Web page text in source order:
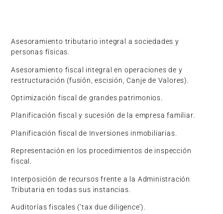
Asesoramiento tributario integral a sociedades y
personas físicas.
Asesoramiento fiscal integral en operaciones de y
restructuración (fusión, escisión, Canje de Valores).
Optimización fiscal de grandes patrimonios.
Planificación fiscal y sucesión de la empresa familiar.
Planificación fiscal de Inversiones inmobiliarias.
Representación en los procedimientos de inspección
fiscal.
Interposición de recursos frente a la Administración
Tributaria en todas sus instancias.
Auditorías fiscales (‘tax due diligence’).